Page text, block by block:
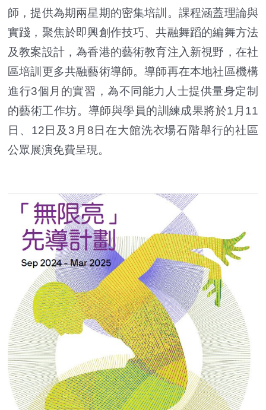
師，提供為期兩星期的密集培訓。課程涵蓋理論與
實踐，聚焦於即興創作技巧、共融舞蹈的編舞方法
及教案設計，為香港的藝術教育注入新視野，在社
區培訓更多共融藝術導師。導師再在本地社區機構
進行3個月的實習，為不同能力人士提供量身定制
的藝術工作坊。導師與學員的訓練成果將於1月11
日、12日及3月8日在大館洗衣場石階舉行的社區
公眾展演免費呈現。